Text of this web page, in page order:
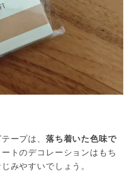
ープは、 落ち着いた色味で
トのデコレーションはもち
みやすいでしょう。